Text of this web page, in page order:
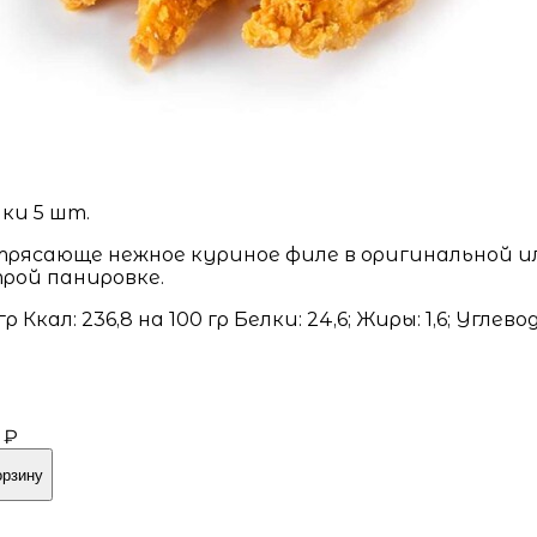
5 шт.
нежное куриное филе в оригинальной
панировке.
Ккал: 236,8 на 100 гр Белки: 24,6; Жиры: 1,6;
₽